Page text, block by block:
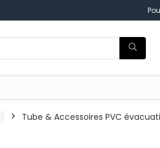
Tube & Accessoires PVC